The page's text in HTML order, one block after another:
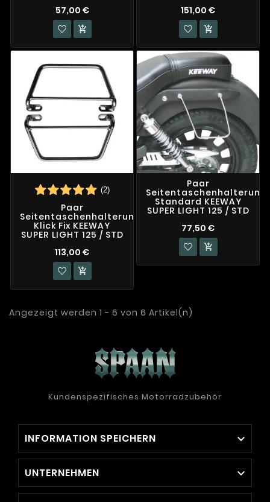
57,00 €

151,00 €

(2)
Paar
Seitentaschenhalterungen
Klick Fix KEEWAY
SUPER LIGHT 125 / STD
113,00 €

Paar
Standard KEEWAY
SUPER LIGHT 125 / STD
77,50 €

Angezeigt werden 1 - 6 von 6 Artikel(n)
Kundenspezifisches Motorradzubehör
INFORMATION SPEICHERN 
UNTERNEHMEN 